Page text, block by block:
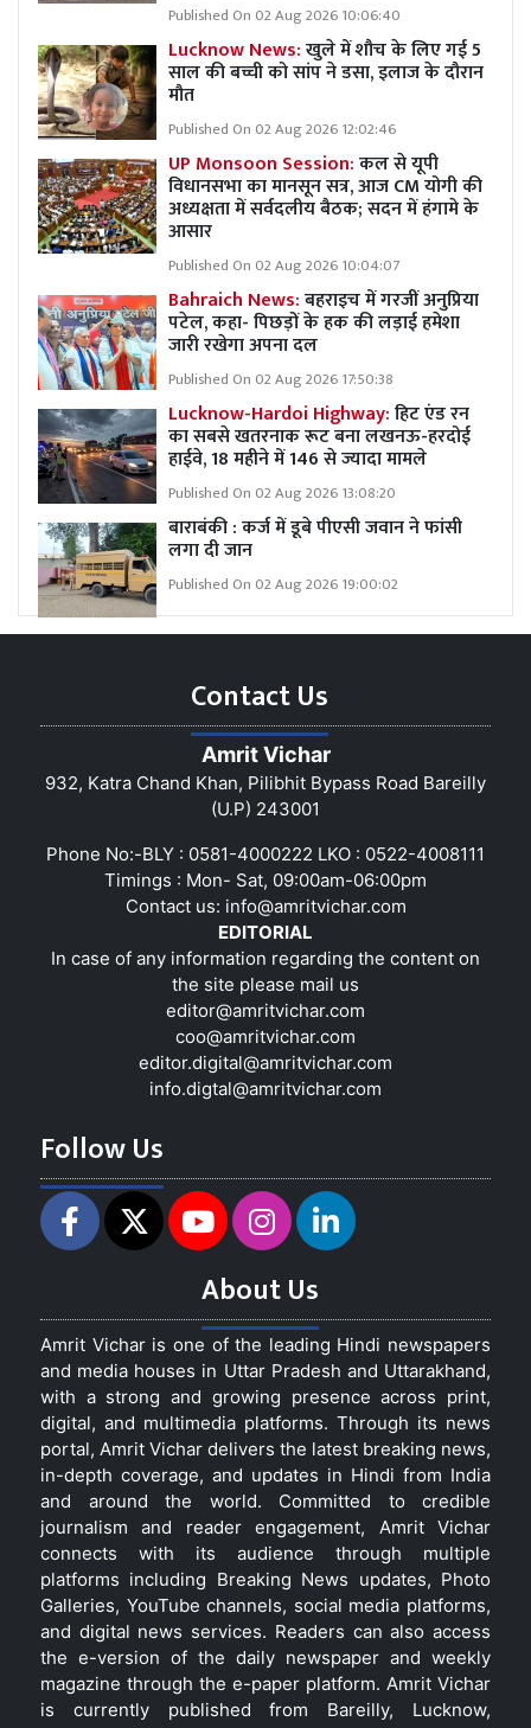
Published On 02 Aug 2026 10:06:40
Lucknow News:खुले में शौच के लिए गई 5
साल की बच्ची को सांप ने डसा, इलाज के दौरान
मौत
Published On 02 Aug 2026 12:02:46
UP Monsoon Session:कल से यूपी
विधानसभा का मानसून सत्र, आज CM योगी की
अध्यक्षता में सर्वदलीय बैठक; सदन में हंगामे के
आसार
Published On 02 Aug 2026 10:04:07
Bahraich News:बहराइच में गरजीं अनुप्रिया
पटेल, कहा- पिछड़ों के हक की लड़ाई हमेशा
जारी रखेगा अपना दल
Published On 02 Aug 2026 17:50:38
Lucknow-Hardoi Highway:हिट एंड रन
का सबसे खतरनाक रूट बना लखनऊ-हरदोई
हाईवे, 18 महीने में 146 से ज्यादा मामले
Published On 02 Aug 2026 13:08:20
बाराबंकी : कर्ज में डूबे पीएसी जवान ने फांसी
लगा दी जान
Published On 02 Aug 2026 19:00:02
Contact Us
Amrit Vichar
932, Katra Chand Khan, Pilibhit Bypass Road Bareilly
(U.P) 243001
Phone No:-BLY : 0581-4000222 LKO : 0522-4008111
Timings : Mon- Sat, 09:00am-06:00pm
Contact us: info@amritvichar.com
EDITORIAL
In case of any information regarding the content on
the site please mail us
editor@amritvichar.com
coo@amritvichar.com
editor.digital@amritvichar.com
info.digtal@amritvichar.com
Follow Us
About Us
Amrit Vichar is one of the leading Hindi newspapers
and media houses in Uttar Pradesh and Uttarakhand,
with a strong and growing presence across print,
digital, and multimedia platforms. Through its news
portal, Amrit Vichar delivers the latest breaking news,
in-depth coverage, and updates in Hindi from India
and around the world. Committed to credible
journalism and reader engagement, Amrit Vichar
connects with its audience through multiple
platforms including Breaking News updates, Photo
Galleries, YouTube channels, social media platforms,
and digital news services. Readers can also access
the e-version of the daily newspaper and weekly
magazine through the e-paper platform. Amrit Vichar
is currently published from Bareilly, Lucknow,